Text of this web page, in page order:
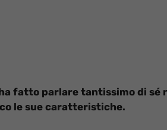
ha fatto parlare tantissimo di
le sue caratteristiche.